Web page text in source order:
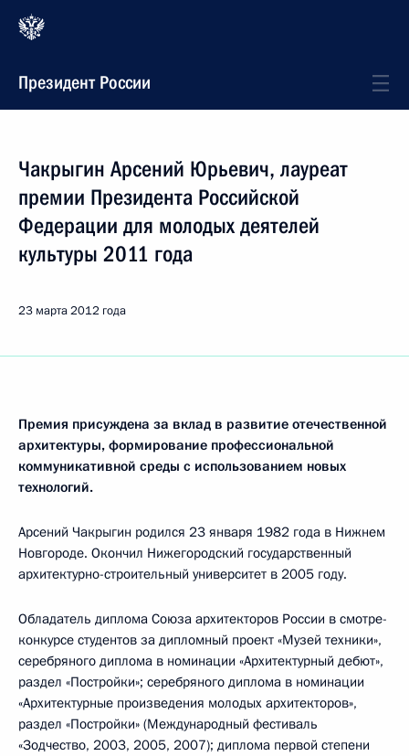
Президент России
Чакрыгин Арсений Юрьевич, лауреат
премии Президента Российской
Федерации для молодых деятелей
культуры 2011 года
23 марта 2012 года
Премия присуждена за вклад в развитие отечественной
архитектуры, формирование профессиональной
коммуникативной среды с использованием новых
технологий.
Арсений Чакрыгин родился 23 января 1982 года в Нижнем
Новгороде. Окончил Нижегородский государственный
архитектурно-строительный университет в 2005 году.
Обладатель диплома Союза архитекторов России в смотре-
конкурсе студентов за дипломный проект «Музей техники»,
серебряного диплома в номинации «Архитектурный дебют»,
раздел «Постройки»; серебряного диплома в номинации
«Архитектурные произведения молодых архитекторов»,
раздел «Постройки» (Международный фестиваль
«Зодчество, 2003, 2005, 2007); диплома первой степени